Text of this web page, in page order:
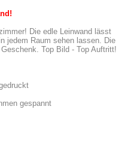
Die edle Leinwand lässt
jedem Raum sehen lassen. Die
Top Bild - Top Auftritt!
gespannt